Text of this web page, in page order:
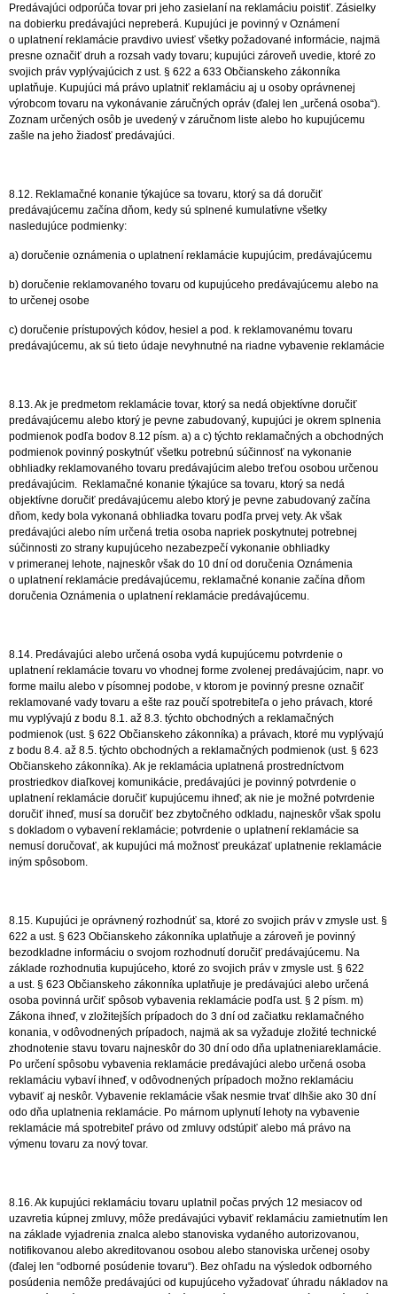
Predávajúci odporúča tovar pri jeho zasielaní na reklamáciu poistiť. Zásielky
na dobierku predávajúci nepreberá. Kupujúci je povinný v Oznámení
o uplatnení reklamácie pravdivo uviesť všetky požadované informácie, najmä
presne označiť druh a rozsah vady tovaru; kupujúci zároveň uvedie, ktoré zo
svojich práv vyplývajúcich z ust. § 622 a 633 Občianskeho zákonníka
uplatňuje. Kupujúci má právo uplatniť reklamáciu aj u osoby oprávnenej
výrobcom tovaru na vykonávanie záručných opráv (ďalej len „určená osoba“).
Zoznam určených osôb je uvedený v záručnom liste alebo ho kupujúcemu
zašle na jeho žiadosť predávajúci.
8.12. Reklamačné konanie týkajúce sa tovaru, ktorý sa dá doručiť
predávajúcemu začína dňom, kedy sú splnené kumulatívne všetky
nasledujúce podmienky:
a) doručenie oznámenia o uplatnení reklamácie kupujúcim, predávajúcemu
b) doručenie reklamovaného tovaru od kupujúceho predávajúcemu alebo na
to určenej osobe
c) doručenie prístupových kódov, hesiel a pod. k reklamovanému tovaru
predávajúcemu, ak sú tieto údaje nevyhnutné na riadne vybavenie reklamácie
8.13. Ak je predmetom reklamácie tovar, ktorý sa nedá objektívne doručiť
predávajúcemu alebo ktorý je pevne zabudovaný, kupujúci je okrem splnenia
podmienok podľa bodov 8.12 písm. a) a c) týchto reklamačných a obchodných
podmienok povinný poskytnúť všetku potrebnú súčinnosť na vykonanie
obhliadky reklamovaného tovaru predávajúcim alebo treťou osobou určenou
predávajúcim. Reklamačné konanie týkajúce sa tovaru, ktorý sa nedá
objektívne doručiť predávajúcemu alebo ktorý je pevne zabudovaný začína
dňom, kedy bola vykonaná obhliadka tovaru podľa prvej vety. Ak však
predávajúci alebo ním určená tretia osoba napriek poskytnutej potrebnej
súčinnosti zo strany kupujúceho nezabezpečí vykonanie obhliadky
v primeranej lehote, najneskôr však do 10 dní od doručenia Oznámenia
o uplatnení reklamácie predávajúcemu, reklamačné konanie začína dňom
doručenia Oznámenia o uplatnení reklamácie predávajúcemu.
8.14. Predávajúci alebo určená osoba vydá kupujúcemu potvrdenie o
uplatnení reklamácie tovaru vo vhodnej forme zvolenej predávajúcim, napr. vo
forme mailu alebo v písomnej podobe, v ktorom je povinný presne označiť
reklamované vady tovaru a ešte raz poučí spotrebiteľa o jeho právach, ktoré
mu vyplývajú z bodu 8.1. až 8.3. týchto obchodných a reklamačných
podmienok (ust. § 622 Občianskeho zákonníka) a právach, ktoré mu vyplývajú
z bodu 8.4. až 8.5. týchto obchodných a reklamačných podmienok (ust. § 623
Občianskeho zákonníka). Ak je reklamácia uplatnená prostredníctvom
prostriedkov diaľkovej komunikácie, predávajúci je povinný potvrdenie o
uplatnení reklamácie doručiť kupujúcemu ihneď; ak nie je možné potvrdenie
doručiť ihneď, musí sa doručiť bez zbytočného odkladu, najneskôr však spolu
s dokladom o vybavení reklamácie; potvrdenie o uplatnení reklamácie sa
nemusí doručovať, ak kupujúci má možnosť preukázať uplatnenie reklamácie
iným spôsobom.
8.15. Kupujúci je oprávnený rozhodnúť sa, ktoré zo svojich práv v zmysle ust. §
622 a ust. § 623 Občianskeho zákonníka uplatňuje a zároveň je povinný
bezodkladne informáciu o svojom rozhodnutí doručiť predávajúcemu. Na
základe rozhodnutia kupujúceho, ktoré zo svojich práv v zmysle ust. § 622
a ust. § 623 Občianskeho zákonníka uplatňuje je predávajúci alebo určená
osoba povinná určiť spôsob vybavenia reklamácie podľa ust. § 2 písm. m)
Zákona ihneď, v zložitejších prípadoch do 3 dní od začiatku reklamačného
konania, v odôvodnených prípadoch, najmä ak sa vyžaduje zložité technické
zhodnotenie stavu tovaru najneskôr do 30 dní odo dňa uplatneniareklamácie.
Po určení spôsobu vybavenia reklamácie predávajúci alebo určená osoba
reklamáciu vybaví ihneď, v odôvodnených prípadoch možno reklamáciu
vybaviť aj neskôr. Vybavenie reklamácie však nesmie trvať dlhšie ako 30 dní
odo dňa uplatnenia reklamácie. Po márnom uplynutí lehoty na vybavenie
reklamácie má spotrebiteľ právo od zmluvy odstúpiť alebo má právo na
výmenu tovaru za nový tovar.
8.16. Ak kupujúci reklamáciu tovaru uplatnil počas prvých 12 mesiacov od
uzavretia kúpnej zmluvy, môže predávajúci vybaviť reklamáciu zamietnutím len
na základe vyjadrenia znalca alebo stanoviska vydaného autorizovanou,
notifikovanou alebo akreditovanou osobou alebo stanoviska určenej osoby
(ďalej len “odborné posúdenie tovaru“). Bez ohľadu na výsledok odborného
posúdenia nemôže predávajúci od kupujúceho vyžadovať úhradu nákladov na